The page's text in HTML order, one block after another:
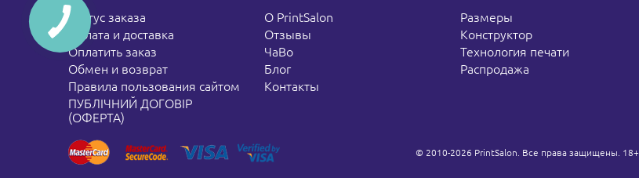
Статус заказа
Оплата и доставка
Оплатить заказ
Обмен и возврат
Правила пользования сайтом
ПУБЛІЧНИЙ ДОГОВІР
(ОФЕРТА)
О PrintSalon
Отзывы
ЧаВо
Блог
Контакты
Размеры
Конструктор
Технология печати
Распродажа
© 2010-2026 PrintSalon. Все права защищены. 18+